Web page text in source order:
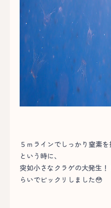
５ｍラインでしっかり窒素
という時に、
突如小さなクラゲの大発生
らいでビックリしました😳